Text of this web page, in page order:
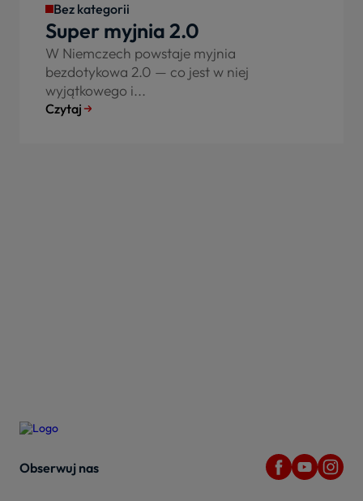
Bez kategorii
Super myjnia 2.0
W Niemczech powstaje myjnia
bezdotykowa 2.0 — co jest w niej
wyjątkowego i...
Czytaj
Obserwuj nas